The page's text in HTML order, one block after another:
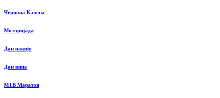
Червона Калена
Моторијада
Дан ракије
Дан вина
MTB Маратон